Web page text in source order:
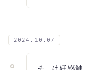
2024.10.07